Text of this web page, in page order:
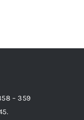
– 359